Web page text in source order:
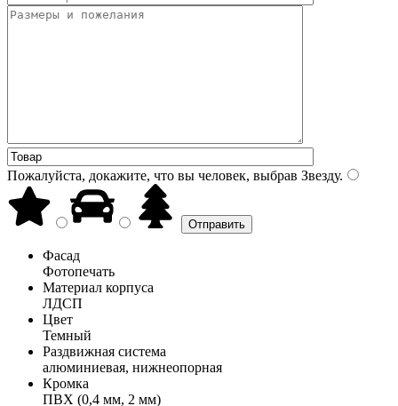
Пожалуйста, докажите, что вы человек, выбрав Звезду.
Фасад
Фотопечать
Материал корпуса
ЛДСП
Цвет
Темный
Раздвижная система
алюминиевая, нижнеопорная
Кромка
ПВХ (0,4 мм, 2 мм)